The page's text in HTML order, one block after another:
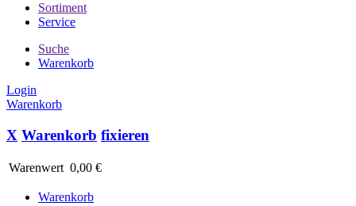
Sortiment
Service
Suche
Warenkorb
Login
Warenkorb
X Warenkorb fixieren
Warenwert 0,00 €
Warenkorb